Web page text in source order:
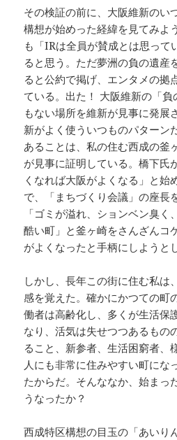
その検証の前に、大阪維新のい
構想が始めった経緯を見てみよ
も「IRは全員が賛成とは思って
ると思う。ただ夢洲の負の遺産
ると公約で掲げ、エンタメの拠
ている。出た！ 大阪維新の「負
もない場所を維新が見事に発展
新がよく使ういつものパターン
あることは、私の住む西成の釜
が見事に証明している。橋下氏
くなれば大阪がよくなる」と始
で、「まちづくり会議」の座長
「ゴミが溢れ、ションベン臭く
酷い町」と釜ヶ崎をさんざんコ
がよくなったと手柄にしようと
しかし、長年この街に住む私は
感を覚えた。確かにかつての町
働者は高齢化し、多くが生活保
なり、活気は失せつつあるもの
ること、新参者、生活困窮者、
人にも非常に住みやすい町にな
たからだ。そんななか、始まっ
うなったか？
西成特区構想の目玉の「あいり